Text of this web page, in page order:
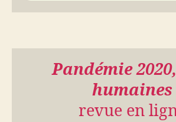
Pandémie
humaines
revue en